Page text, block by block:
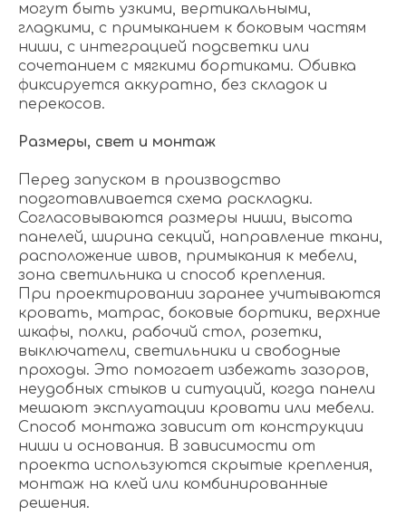
могут быть узкими, вертикальными,
гладкими, с примыканием к боковым частям
ниши, с интеграцией подсветки или
сочетанием с мягкими бортиками. Обивка
фиксируется аккуратно, без складок и
перекосов.
Размеры, свет и монтаж
Перед запуском в производство
подготавливается схема раскладки.
Согласовываются размеры ниши, высота
панелей, ширина секций, направление ткани,
расположение швов, примыкания к мебели,
зона светильника и способ крепления.
При проектировании заранее учитываются
кровать, матрас, боковые бортики, верхние
шкафы, полки, рабочий стол, розетки,
выключатели, светильники и свободные
проходы. Это помогает избежать зазоров,
неудобных стыков и ситуаций, когда панели
мешают эксплуатации кровати или мебели.
Способ монтажа зависит от конструкции
ниши и основания. В зависимости от
проекта используются скрытые крепления,
монтаж на клей или комбинированные
решения.